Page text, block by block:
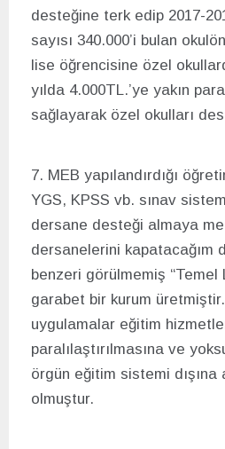
desteğine terk edip 2017-
sayısı 340.000’i bulan
lise öğrencisine özel
yılda 4.000TL.’ye yakın
sağlayarak özel okulları
7. MEB yapılandırdığı
YGS, KPSS vb. sınav
dersane desteği almaya
dersanelerini kapatacağım
benzeri görülmemiş “Temel
garabet bir kurum
uygulamalar eğitim
paralılaştırılmasına ve
örgün eğitim sistemi dışına
olmuştur.